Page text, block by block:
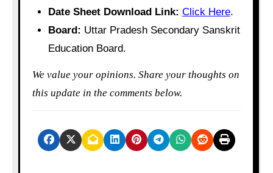
Date Sheet Download Link: Click Here.
Board: Uttar Pradesh Secondary Sanskrit
Education Board.
We value your opinions. Share your thoughts on
this update in the comments below.